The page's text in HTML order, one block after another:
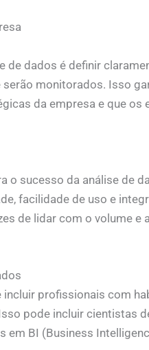
de dados é definir
monitorados. Isso
da empresa e que
o sucesso da análise de
facilidade de uso e
de lidar com o volume e
incluir profissionais com
pode incluir cientistas
em BI (Business